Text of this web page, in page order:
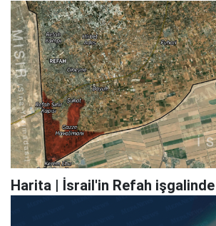
Harita | İsrail'in Refah